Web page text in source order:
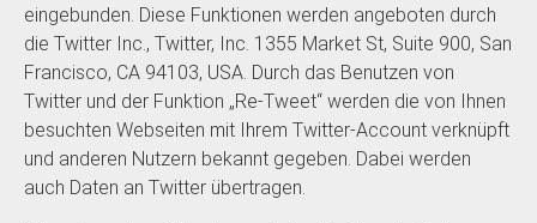
eingebunden. Diese Funktionen werden angeboten durch
die Twitter Inc., Twitter, Inc. 1355 Market St, Suite 900, San
Francisco, CA 94103, USA. Durch das Benutzen von
Twitter und der Funktion „Re-Tweet“ werden die von Ihnen
besuchten Webseiten mit Ihrem Twitter-Account verknüpft
und anderen Nutzern bekannt gegeben. Dabei werden
auch Daten an Twitter übertragen.